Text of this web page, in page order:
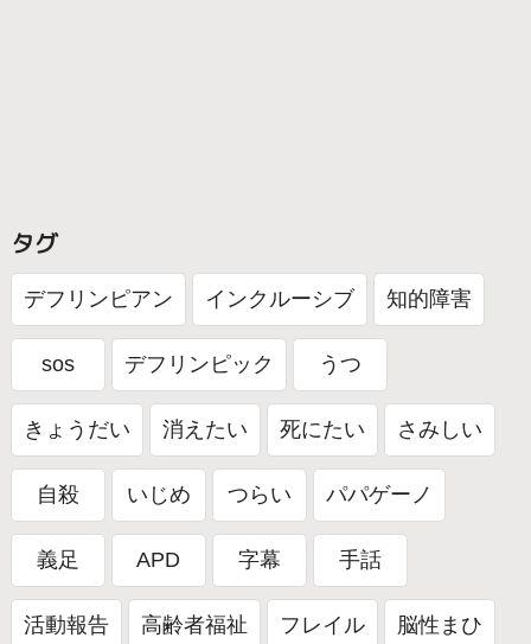
タグ
デフリンピアン インクルーシブ 知的障害
sos デフリンピック うつ
きょうだい 消えたい 死にたい さみしい
自殺 いじめ つらい パパゲーノ
義足 APD 字幕 手話
活動報告 高齢者福祉 フレイル 脳性まひ